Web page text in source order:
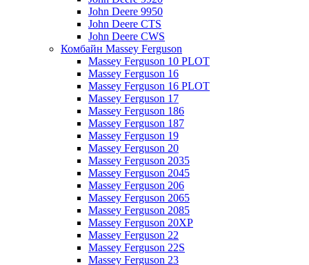
John Deere 9950
John Deere CTS
John Deere CWS
Комбайн Massey Ferguson
Massey Ferguson 10 PLOT
Massey Ferguson 16
Massey Ferguson 16 PLOT
Massey Ferguson 17
Massey Ferguson 186
Massey Ferguson 187
Massey Ferguson 19
Massey Ferguson 20
Massey Ferguson 2035
Massey Ferguson 2045
Massey Ferguson 206
Massey Ferguson 2065
Massey Ferguson 2085
Massey Ferguson 20XP
Massey Ferguson 22
Massey Ferguson 22S
Massey Ferguson 23